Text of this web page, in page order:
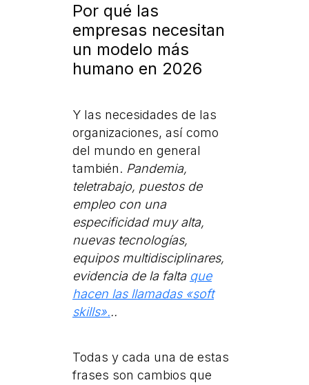
Por qué las
empresas necesitan
un modelo más
humano en 2026
Y las necesidades de las
organizaciones, así como
del mundo en general
también. Pandemia,
teletrabajo, puestos de
empleo con una
especificidad muy alta,
nuevas tecnologías,
equipos multidisciplinares,
evidencia de la falta que
hacen las llamadas «soft
skills»...
Todas y cada una de estas
frases son cambios que